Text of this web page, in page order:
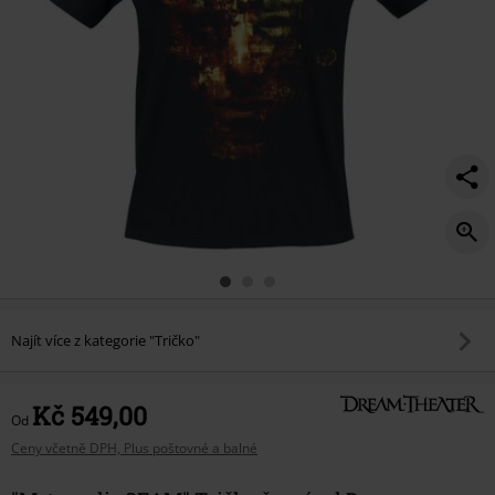
Najít více z kategorie "Tričko"
Od Kč 549,00
Ceny včetně DPH, Plus poštovné a balné